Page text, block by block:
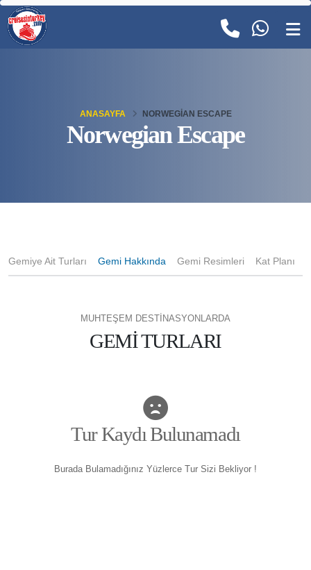
Norwegian Escape
ANASAYFA NORWEGIAN ESCAPE
Gemiye Ait Turları Gemi Hakkında Gemi Resimleri Kat Planı
MUHTEŞEM DESTİNASYONLARDA
GEMİ TURLARI
Tur Kaydı Bulunamadı
Burada Bulamadığınız Yüzlerce Tur Sizi Bekliyor !